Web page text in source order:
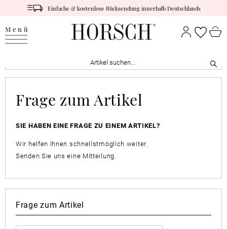
Einfache & kostenlose Rücksendung innerhalb Deutschlands
Menü
Frage zum Artikel
SIE HABEN EINE FRAGE ZU EINEM ARTIKEL?
Wir helfen Ihnen schnellstmöglich weiter.
Senden Sie uns eine Mitteilung.
Frage zum Artikel